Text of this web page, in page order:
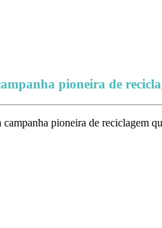
pioneira de
campanha pioneira de